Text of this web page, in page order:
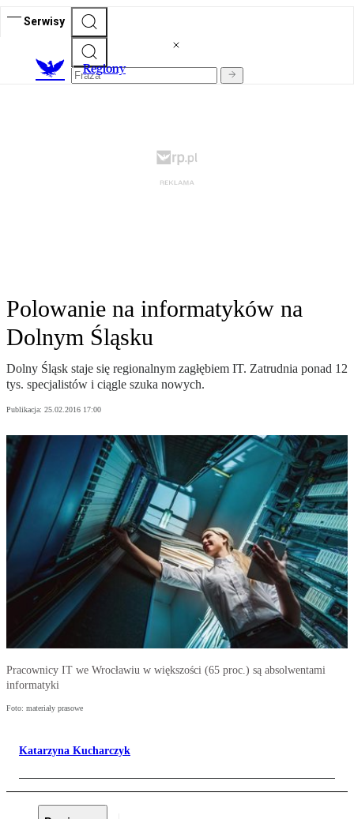
Serwisy
Regiony
Polowanie na informatyków na
Dolnym Śląsku
Dolny Śląsk staje się regionalnym zagłębiem IT. Zatrudnia ponad 12
tys. specjalistów i ciągle szuka nowych.
Publikacja: 25.02.2016 17:00
Pracownicy IT we Wrocławiu w większości (65 proc.) są absolwentami
informatyki
Foto: materiały prasowe
Katarzyna Kucharczyk